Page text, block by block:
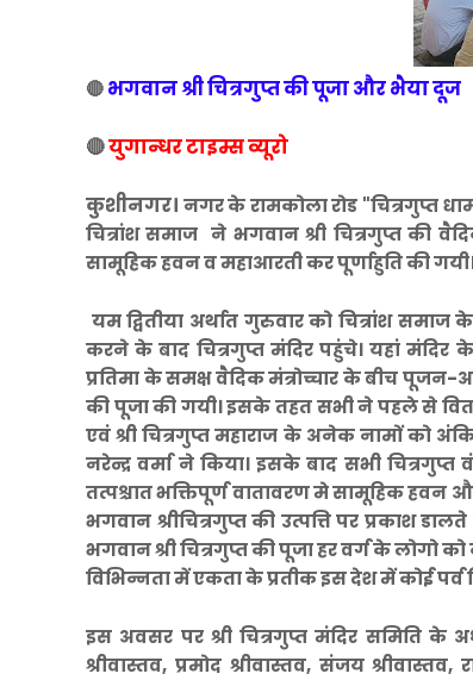
🔴भगवान श्री चित्रगुप्त की पूजा और भैया दूज
🔴युगान्धर टाइम्स व्यूरो
कुशीनगर। नगर के रामकोला रोड "चित्रगुप्त
चित्रांश समाज ने भगवान श्री चित्रगुप्त की
सामूहिक हवन व महाआरती कर पूर्णाहुति की
यम द्वितीया अर्थात गुरुवार को चित्रांश
करने के बाद चित्रगुप्त मंदिर पहुंचे। यहां मंदिर
प्रतिमा के समक्ष वैदिक मंत्रोच्चार के बीच पूजन-
की पूजा की गयी। इसके तहत सभी ने पहले से
एवं श्री चित्रगुप्त महाराज के अनेक नामों को
नरेन्द्र वर्मा ने किया। इसके बाद सभी
तत्पश्चात भक्तिपूर्ण वातावरण मे सामूहिक हवन
भगवान श्रीचित्रगुप्त की उत्पत्ति पर
भगवान श्री चित्रगुप्त की पूजा हर वर्ग के लोगो
विभिन्नता में एकता के प्रतीक इस देश में कोई
इस अवसर पर श्री चित्रगुप्त मंदिर समिति के
श्रीवास्तव, प्रमोद श्रीवास्तव, संजय